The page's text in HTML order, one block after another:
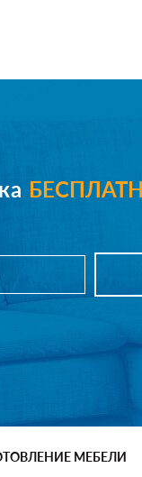
МЕБЕЛИ